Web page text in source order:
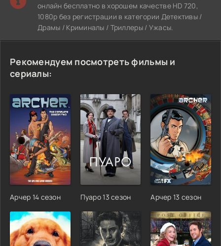
онлайн бесплатно в хорошем качестве HD 720,
1080p без регистрации в категории Детективы /
Драмы / Криминалы / Триллеры / Ужасы.
Рекомендуем посмотреть фильмы и
сериалы:
Арчер 14 сезон Пуаро 13 сезон Арчер 13 сезон